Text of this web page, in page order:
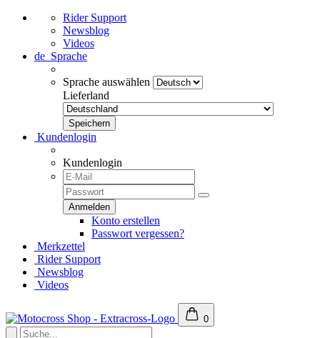
Rider Support
Newsblog
Videos
de Sprache
Sprache auswählen
Lieferland
Kundenlogin
Kundenlogin
Konto erstellen
Passwort vergessen?
Merkzettel
Rider Support
Newsblog
Videos
0